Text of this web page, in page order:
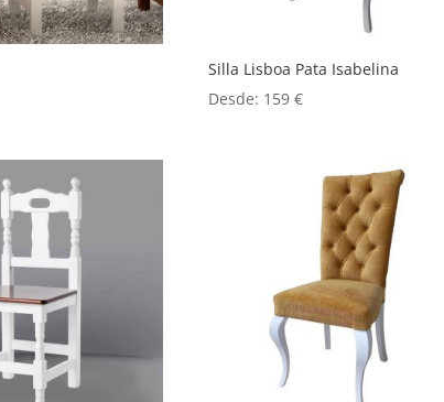
Silla Lisboa Pata Isabelina
Desde: 159€